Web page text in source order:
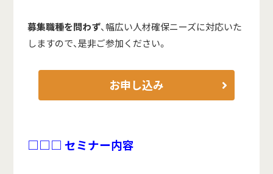
募集職種を問わず、幅広い人材確保ニーズに対応いた
しますので、是非ご参加ください。
お申し込み
□□□ セミナー内容